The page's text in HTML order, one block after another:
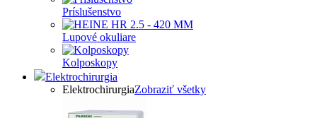
Príslušenstvo
Lupové okuliare
Kolposkopy
Elektrochirurgia
ElektrochirurgiaZobraziť všetky